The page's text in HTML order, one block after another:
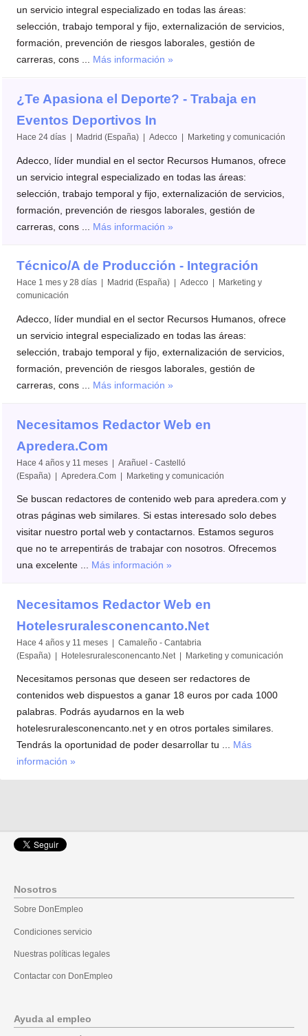
un servicio integral especializado en todas las áreas:
selección, trabajo temporal y fijo, externalización de servicios,
formación, prevención de riesgos laborales, gestión de
carreras, cons ... Más información »
¿Te Apasiona el Deporte? - Trabaja en
Eventos Deportivos In
Hace 24 días | Madrid (España) | Adecco | Marketing y comunicación
Adecco, líder mundial en el sector Recursos Humanos, ofrece
un servicio integral especializado en todas las áreas:
selección, trabajo temporal y fijo, externalización de servicios,
formación, prevención de riesgos laborales, gestión de
carreras, cons ... Más información »
Técnico/A de Producción - Integración
Hace 1 mes y 28 días | Madrid (España) | Adecco | Marketing y
comunicación
Adecco, líder mundial en el sector Recursos Humanos, ofrece
un servicio integral especializado en todas las áreas:
selección, trabajo temporal y fijo, externalización de servicios,
formación, prevención de riesgos laborales, gestión de
carreras, cons ... Más información »
Necesitamos Redactor Web en
Apredera.Com
Hace 4 años y 11 meses | Arañuel - Castelló
(España) | Apredera.Com | Marketing y comunicación
Se buscan redactores de contenido web para apredera.com y
otras páginas web similares. Si estas interesado solo debes
visitar nuestro portal web y contactarnos. Estamos seguros
que no te arrepentirás de trabajar con nosotros. Ofrecemos
una excelente ... Más información »
Necesitamos Redactor Web en
Hotelesruralesconencanto.Net
Hace 4 años y 11 meses | Camaleño - Cantabria
(España) | Hotelesruralesconencanto.Net | Marketing y comunicación
Necesitamos personas que deseen ser redactores de
contenidos web dispuestos a ganar 18 euros por cada 1000
palabras. Podrás ayudarnos en la web
hotelesruralesconencanto.net y en otros portales similares.
Tendrás la oportunidad de poder desarrollar tu ... Más
información »
Nosotros
Sobre DonEmpleo
Condiciones servicio
Nuestras políticas legales
Contactar con DonEmpleo
Ayuda al empleo